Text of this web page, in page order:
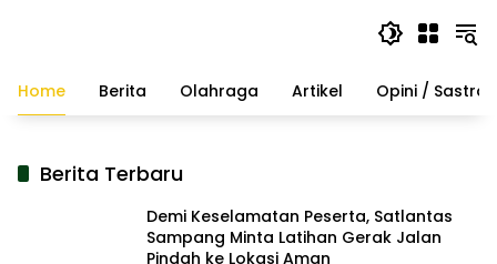
Home
Berita Olahraga Artikel Opini / Sastra
Berita Terbaru
Demi Keselamatan Peserta, Satlantas
Sampang Minta Latihan Gerak Jalan
Pindah ke Lokasi Aman